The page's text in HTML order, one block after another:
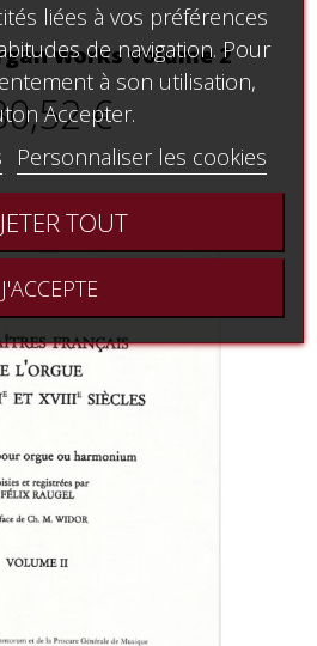
works volume 2
€
liées à vos préférences
de navigation. Pour
à son utilisation,
Accepter.
Personnaliser les cookies
TOUT
J'ACCEPTE